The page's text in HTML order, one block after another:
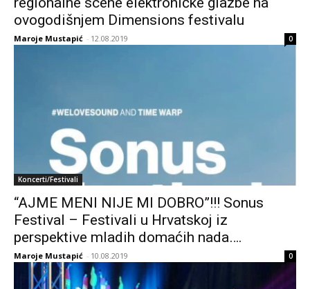
ovogodišnjem Dimensions festivalu
Maroje Mustapić - 12.08.2019 0
Koncerti/Festivali
“AJME MENI NIJE MI DOBRO”!!! Sonus
Festival – Festivali u Hrvatskoj iz
perspektive mladih domaćih nada….
Maroje Mustapić - 10.08.2019 0